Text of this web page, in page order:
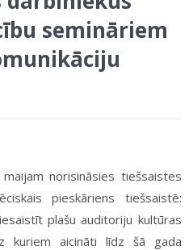
semināriem
norisināsies tiešsaistes
pieskāriens tiešsaistē:
plašu auditoriju kultūras
kuriem aicināti līdz šā gada